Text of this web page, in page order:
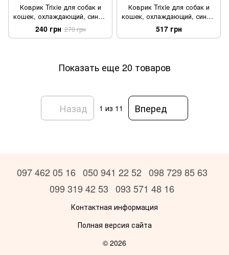
Коврик Trixie для собак и
кошек, охлаждающий, синий,
нейлон 40х30 см
240 грн 270 грн
Коврик Trixie для собак и
кошек, охлаждающий, синий,
нейлон 65х50 см
517 грн
Показать еще 20 товаров
Назад 1 из 11 Вперед
097 462 05 16 050 941 22 52 098 729 85 63
099 319 42 53 093 571 48 16
Контактная информация
Полная версия сайта
© 2026